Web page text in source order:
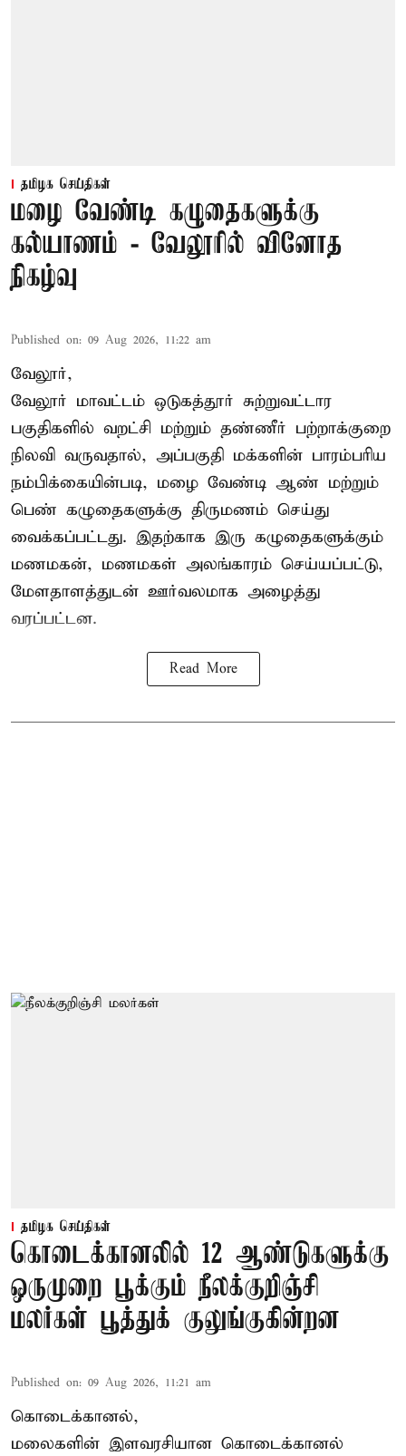
தமிழக செய்திகள்
மழை வேண்டி கழுதைகளுக்கு
கல்யாணம் - வேலூரில் வினோத
நிகழ்வு
Published on: 09 Aug 2026, 11:22 am
வேலூர்,
வேலூர் மாவட்டம் ஒடுகத்தூர் சுற்றுவட்டார
பகுதிகளில் வறட்சி மற்றும் தண்ணீர் பற்றாக்குறை
நிலவி வருவதால், அப்பகுதி மக்களின் பாரம்பரிய
நம்பிக்கையின்படி, மழை வேண்டி ஆண் மற்றும்
பெண் கழுதைகளுக்கு திருமணம் செய்து
வைக்கப்பட்டது. இதற்காக இரு கழுதைகளுக்கும்
மணமகன், மணமகள் அலங்காரம் செய்யப்பட்டு,
மேளதாளத்துடன் ஊர்வலமாக அழைத்து
வரப்பட்டன.
Read More
தமிழக செய்திகள்
கொடைக்கானலில் 12 ஆண்டுகளுக்கு
ஒருமுறை பூக்கும் நீலக்குறிஞ்சி
மலர்கள் பூத்துக் குலுங்குகின்றன
Published on: 09 Aug 2026, 11:21 am
கொடைக்கானல்,
மலைகளின் இளவரசியான கொடைக்கானல்